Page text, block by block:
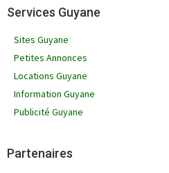
Services Guyane
Sites Guyane
Petites Annonces
Locations Guyane
Information Guyane
Publicité Guyane
Partenaires